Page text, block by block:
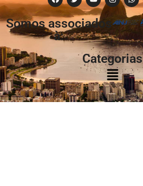
Somos associados
à:
Categorias